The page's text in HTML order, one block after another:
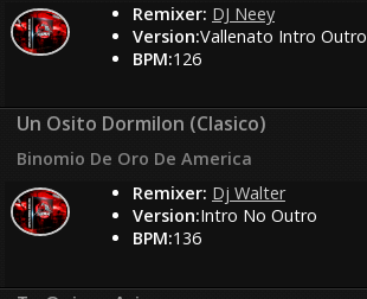
Remixer: DJ Neey
Version:Vallenato Intro Outro
BPM:126
Un Osito Dormilon (Clasico)
Binomio De Oro De America
Remixer: Dj Walter
Version:Intro No Outro
BPM:136